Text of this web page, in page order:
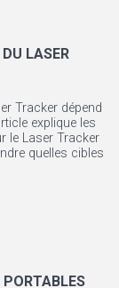
LASER
Tracker dépend
explique les
le Laser Tracker
quelles cibles